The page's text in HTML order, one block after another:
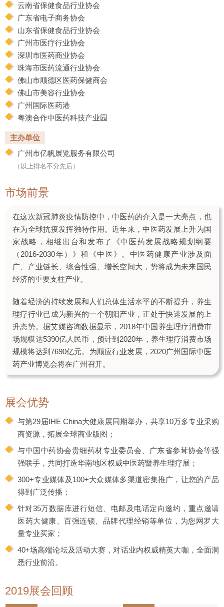
云南省保健食品行业协会
广东省电子商务协会
山东省保健食品行业协会
广州市医疗行业协会
深圳市医药商业协会
珠海市医药流通行业协会
佛山市顺德区医药保健商会
佛山市美容行业协会
广州国际医药港
粤澳合作中医药科技产业园
主办单位
广州市亿帆展览服务有限公司
（以上排名不分先后）
市场前景
在这次新冠肺炎疫情防控中，中医药的介入是一大亮点，也
在为全球抗疫发挥独特作用。近年来，中医药发展上升为国
家战略，相继出台和发布了《中医药发展战略规划纲要
（2016-2030年）》和《中医》。中医药健康产业涉及面
广、产业链长、综合性强、增长空间大，势将成为未来国民
经济的重要支柱产业。
随着经济的持续发展和人们总体生活水平的不断提升，养生
理疗行业已成为新兴的一个朝阳产业，正处于快速发展的上
升态势。据艾媒咨询数据显示，2018年中国养生理疗消费市
场规模达5390亿人民币，预计到2020年，养生理疗消费市场
规模将达到7690亿元。为顺应行业发展，2020广州国际中医
药产业博览会将在广州召开。
展会优势
与第29届IHE China大健康展同期举办，共享10万多专业采购
商资源，拓展全球商业版图；
与中国中药协会贵细药材专业委员会、广东省参茸协会等强
强联手，共同打造华南地区权威中医药暨养生理疗展；
300+专业媒体及100+大众媒体多渠道密集推广，让您的产品
得到广泛传播；
针对35万数据库进行短信、电邮及电话定向邀约，重点邀请
医药大健康、百强连锁、品牌代理经销等单位，为您网罗大
量专业买家；
40+场高端论坛及活动大赛，对话业内权威精英大咖，全面洞
悉行业前沿。
2019展会回顾